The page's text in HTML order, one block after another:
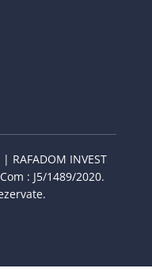
INVEST
: J5/1489/2020.